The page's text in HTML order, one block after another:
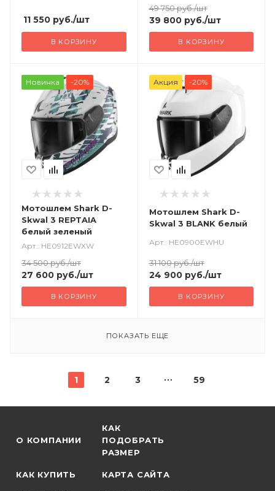
11 550 руб./шт
В КОРЗИНУ
49 750руб./шт
39 800руб./шт
В КОРЗИНУ
Новинка -20%
Мотошлем Shark D-
Skwal 3 REPTAIA
белый зеленый
Арт.: HE0912EWXW
34 500руб./шт
27 600 руб./шт
В КОРЗИНУ
Акция -20%
Мотошлем Shark D-
Skwal 3 BLANK белый
Арт.: HE0900EWHU
31 100руб./шт
24 900руб./шт
В КОРЗИНУ
ПОКАЗАТЬ ЕЩЕ
1 2 3 59
О КОМПАНИИ
КАК
ПОДОБРАТЬ
РАЗМЕР
КАК КУПИТЬ КАРТА САЙТА